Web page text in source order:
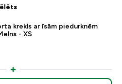
krekls ar īsām piedurknēm
- XS